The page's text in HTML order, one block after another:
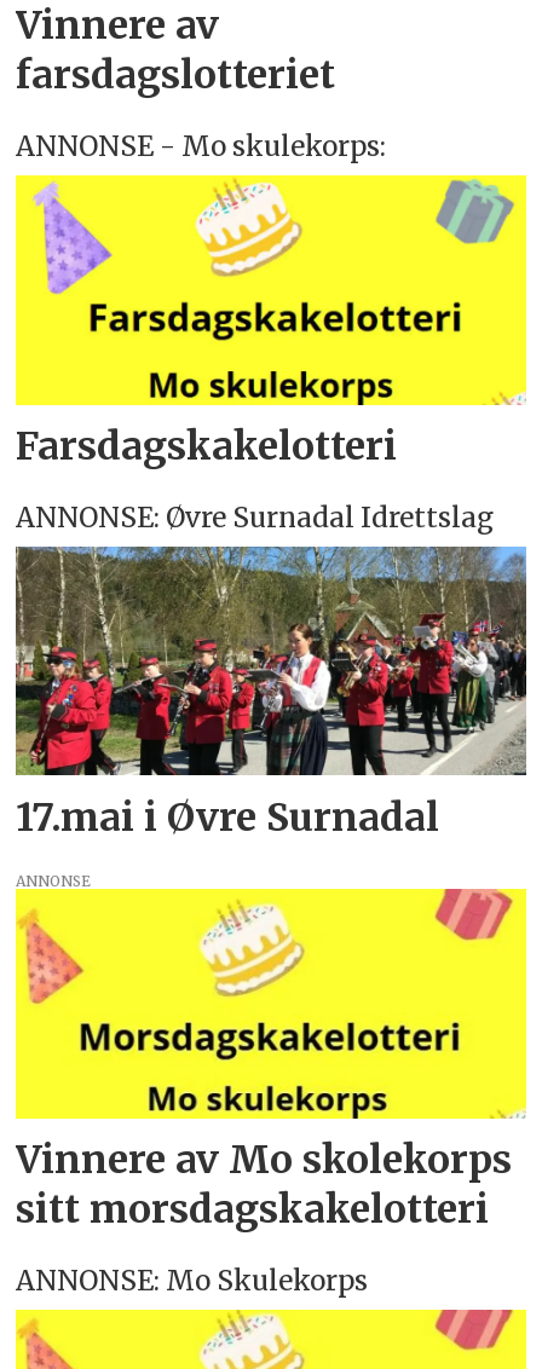
Vinnere av
farsdagslotteriet
ANNONSE - Mo skulekorps:
Farsdagskakelotteri
ANNONSE: Øvre Surnadal Idrettslag
17.mai i Øvre Surnadal
ANNONSE
Vinnere av Mo skolekorps
sitt morsdagskakelotteri
ANNONSE: Mo Skulekorps